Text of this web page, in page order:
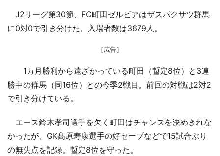
J2リーグ第30節、FC町田ゼルビアはザスパクサツ群馬
に0対0で引き分けた。入場者数は3679人。
［広告］
1カ月勝利から遠ざかっている町田（暫定8位）と3連
勝中の群馬（同16位）との今季2戦目。前回の対戦は2対2
で引き分けている。
エース鈴木孝司選手を欠く町田はチャンスを決めきれな
かったが、GK髙原寿康選手の好セーブなどで15試合ぶり
の無失点を記録。暫定8位を守った。